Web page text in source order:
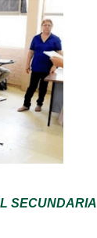
SECUNDARIA